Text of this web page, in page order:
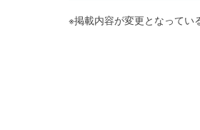
※掲載内容が変更となってい